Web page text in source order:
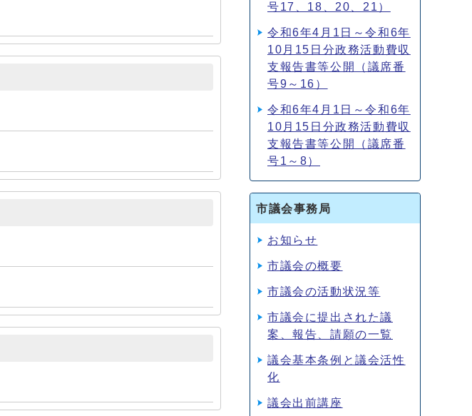
号17、18、20、21）
令和6年4月1日～令和6年
10月15日分政務活動費収
支報告書等公開（議席番
号9～16）
令和6年4月1日～令和6年
10月15日分政務活動費収
支報告書等公開（議席番
号1～8）
市議会事務局
お知らせ
市議会の概要
市議会の活動状況等
市議会に提出された議
案、報告、請願の一覧
議会基本条例と議会活性
化
議会出前講座